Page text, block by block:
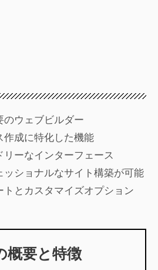
のウェブビルダー
作成に特化した機能
ーなインターフェース
ショナルなサイト構築が可能
とカスタマイズオプション
概要と特徴